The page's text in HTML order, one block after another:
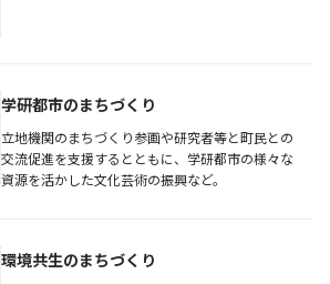
学研都市のまちづくり
立地機関のまちづくり参画や研究者等と町民との
交流促進を支援するとともに、学研都市の様々な
資源を活かした文化芸術の振興など。
環境共生のまちづくり